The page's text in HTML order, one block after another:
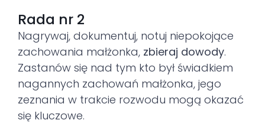
Rada nr 2
Nagrywaj, dokumentuj, notuj niepokojące
zachowania małżonka, zbieraj dowody.
Zastanów się nad tym kto był świadkiem
nagannych zachowań małżonka, jego
zeznania w trakcie rozwodu mogą okazać
się kluczowe.